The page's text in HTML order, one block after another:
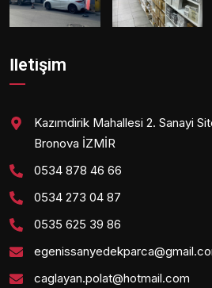
İletişim
Kazımdirik Mahallesi 2. Sanayi
Bronova İZMİR
0534 878 46 66
0534 273 04 87
0535 625 39 86
caglayan.polat@hotmail.com